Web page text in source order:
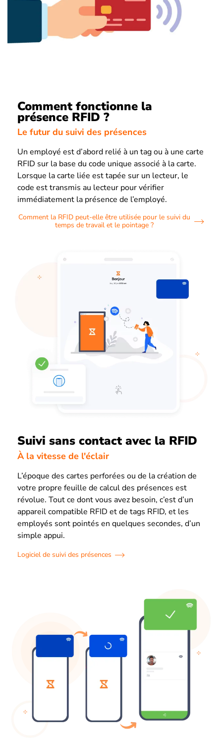
Comment fonctionne la
présence RFID ?
Le futur du suivi des présences
Un employé est d’abord relié à un tag ou à une carte
RFID sur la base du code unique associé à la carte.
Lorsque la carte liée est tapée sur un lecteur, le
code est transmis au lecteur pour vérifier
immédiatement la présence de l’employé.
Comment la RFID peut-elle être utilisée pour le suivi du
temps de travail et le pointage ?
Suivi sans contact avec la RFID
À la vitesse de l'éclair
L’époque des cartes perforées ou de la création de
votre propre feuille de calcul des présences est
révolue. Tout ce dont vous avez besoin, c’est d’un
appareil compatible RFID et de tags RFID, et les
employés sont pointés en quelques secondes, d’un
simple appui.
Logiciel de suivi des présences